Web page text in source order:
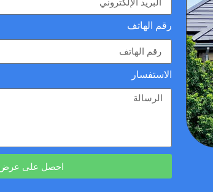
رقم الهاتف
الاستفسار
احصل على عرض